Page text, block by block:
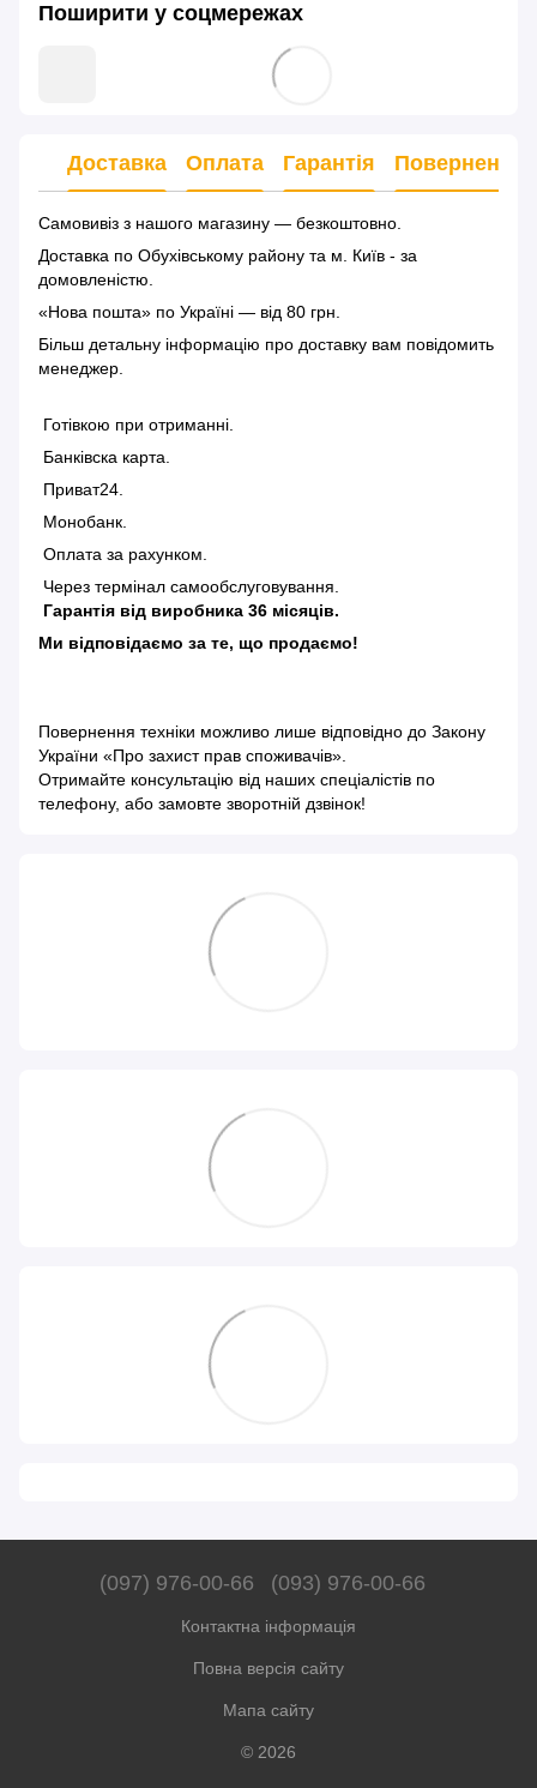
Поширити у соцмережах
Доставка Оплата Гарантія Повернення
Самовивіз з нашого магазину — безкоштовно.
Доставка по Обухівському району та м. Київ - за
домовленістю.
«Нова пошта» по Україні — від 80 грн.
Більш детальну інформацію про доставку вам повідомить
менеджер.
Готівкою при отриманні.
Банківска карта.
Приват24.
Монобанк.
Оплата за рахунком.
Через термінал самообслуговування.
Гарантія від виробника 36 місяців.
Ми відповідаємо за те, що продаємо!
Повернення техніки можливо лише відповідно до Закону
України «Про захист прав споживачів»
Отримайте консультацію від наших спеціалістів по
телефону, або замовте зворотній дзвінок!
(097) 976-00-66 (093) 976-00-66
Контактна інформація
Повна версія сайту
Мапа сайту
© 2026